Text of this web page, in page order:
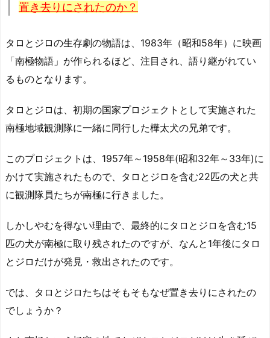
置き去りにされたのか？
タロとジロの生存劇の物語は、1983年（昭和58年）に映画
「南極物語」が作られるほど、注目され、語り継がれてい
るものとなります。
タロとジロは、初期の国家プロジェクトとして実施された
南極地域観測隊に一緒に同行した樺太犬の兄弟です。
このプロジェクトは、1957年～1958年(昭和32年～33年)に
かけて実施されたもので、タロとジロを含む22匹の犬と共
に観測隊員たちが南極に行きました。
しかしやむを得ない理由で、最終的にタロとジロを含む15
匹の犬が南極に取り残されたのですが、なんと1年後にタロ
とジロだけが発見・救出されたのです。
では、タロとジロたちはそもそもなぜ置き去りにされたの
でしょうか？